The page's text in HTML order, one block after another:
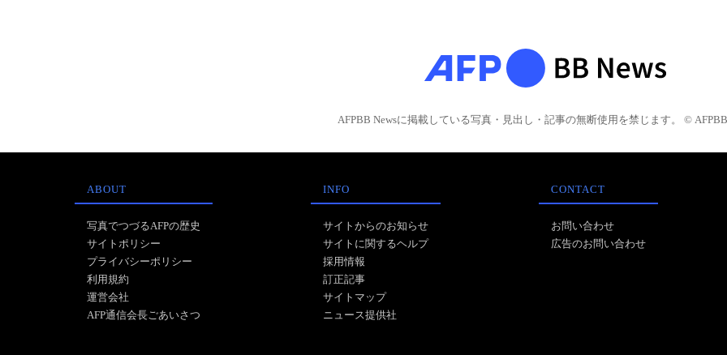
AFPBB Newsに掲載している写真・見出し・記事の無断使用を禁じます。 © AFPBB
ABOUT
写真でつづるAFPの歴史
サイトポリシー
プライバシーポリシー
利用規約
運営会社
AFP通信会長ごあいさつ
INFO
サイトからのお知らせ
サイトに関するヘルプ
採用情報
訂正記事
サイトマップ
ニュース提供社
CONTACT
お問い合わせ
広告のお問い合わせ